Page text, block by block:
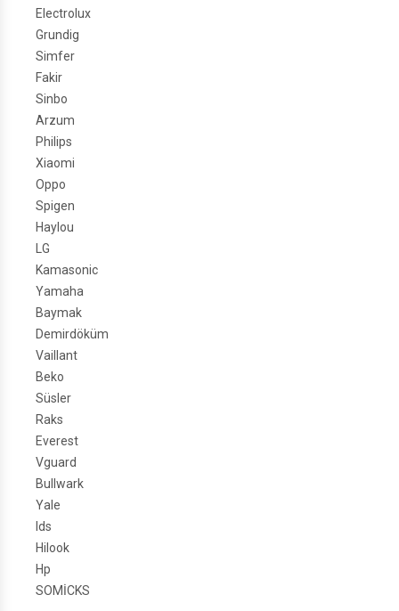
Electrolux
Grundig
Simfer
Fakir
Sinbo
Arzum
Philips
Xiaomi
Oppo
Spigen
Haylou
LG
Kamasonic
Yamaha
Baymak
Demirdöküm
Vaillant
Beko
Süsler
Raks
Everest
Vguard
Bullwark
Yale
Ids
Hilook
Hp
SOMİCKS